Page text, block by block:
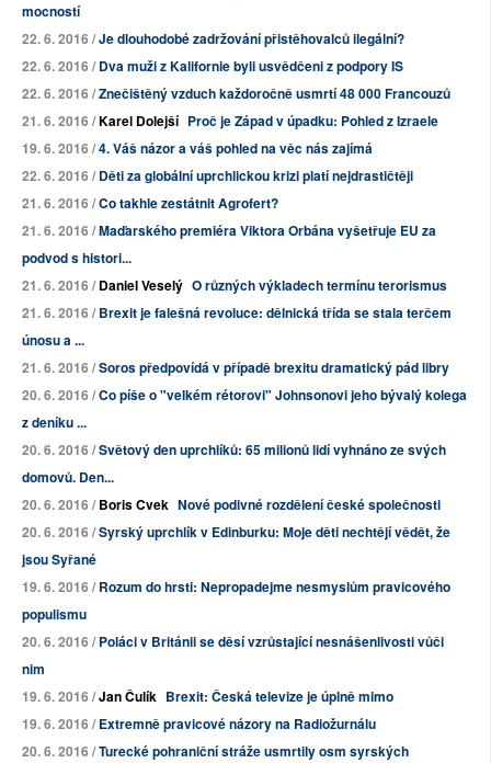
mocností
22. 6. 2016 /Je dlouhodobé zadržování přistěhovalců ilegální?
22. 6. 2016 /Dva muži z Kalifornie byli usvědčeni z podpory IS
22. 6. 2016 /Znečištěný vzduch každoročně usmrtí 48 000 Francouzů
21. 6. 2016 /Karel Dolejší Proč je Západ v úpadku: Pohled z Izraele
19. 6. 2016 /4. Váš názor a váš pohled na věc nás zajímá
22. 6. 2016 /Děti za globální uprchlickou krizi platí nejdrastičtěji
21. 6. 2016 /Co takhle zestátnit Agrofert?
21. 6. 2016 /Maďarského premiéra Viktora Orbána vyšetřuje EU za
podvod s histori...
21. 6. 2016 /Daniel Veselý O různých výkladech termínu terorismus
21. 6. 2016 /Brexit je falešná revoluce: dělnická třída se stala terčem
únosu a ...
21. 6. 2016 /Soros předpovídá v případě brexitu dramatický pád libry
20. 6. 2016 /Co píše o "velkém rétorovi" Johnsonovi jeho bývalý kolega
z deníku ...
20. 6. 2016 /Světový den uprchlíků: 65 milionů lidí vyhnáno ze svých
domovů. Den...
20. 6. 2016 /Boris Cvek Nové podivné rozdělení české společnosti
20. 6. 2016 /Syrský uprchlík v Edinburku: Moje děti nechtějí vědět, že
jsou Syřané
19. 6. 2016 /Rozum do hrsti: Nepropadejme nesmyslům pravicového
populismu
20. 6. 2016 /Poláci v Británii se děsí vzrůstající nesnášenlivosti vůči
nim
19. 6. 2016 /Jan Čulík Brexit: Česká televize je úplně mimo
19. 6. 2016 /Extremně pravicové názory na Radiožurnálu
20. 6. 2016 /Turecké pohraniční stráže usmrtily osm syrských